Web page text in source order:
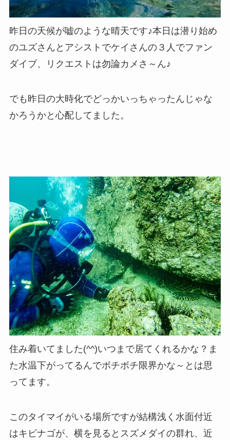
昨日の天候が嘘のような晴天です♪本日は潜り始め
のユズさんとアシストでケイさんの３人でファン
ダイブ、リクエストは勿論カメさ～ん♪
でも昨日の大時化でどっかいっちゃったんじゃな
かろうかと心配してました。
住み着いてました(^^)いつまで居てくれるかな？ま
た水温下がってるんでボチボチ限界かな～とは思
ってます。
このタイマイがいる場所ですが結構浅く水面付近
はキビナゴが、横を見るとスズメダイの群れ、近